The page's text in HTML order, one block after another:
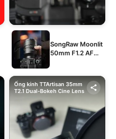
SongRaw Moonlit
50mm F1.2 AF
Ống kính TTArtisan 35mm
T2.1 Dual-Bokeh Cine Lens